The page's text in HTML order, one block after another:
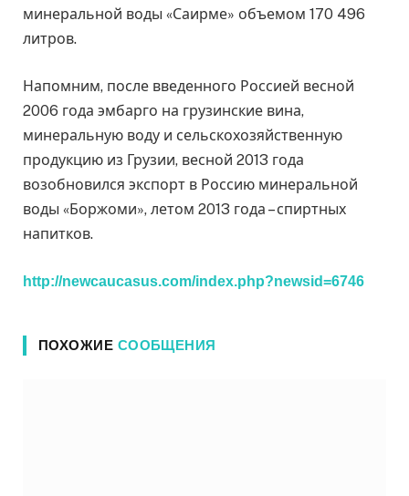
минеральной воды «Саирме» объемом 170 496
литров.
Напомним, после введенного Россией весной
2006 года эмбарго на грузинские вина,
минеральную воду и сельскохозяйственную
продукцию из Грузии, весной 2013 года
возобновился экспорт в Россию минеральной
воды «Боржоми», летом 2013 года – спиртных
напитков.
http://newcaucasus.com/index.php?newsid=6746
ПОХОЖИЕ СООБЩЕНИЯ